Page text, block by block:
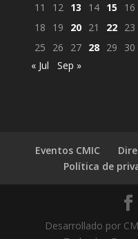
11
12 13 14 15 16
18
19 20 21 22 23
25
26 27 28 29 30
« Jul
Sep »
Eventos CMIC
Política de
Desarrollado por